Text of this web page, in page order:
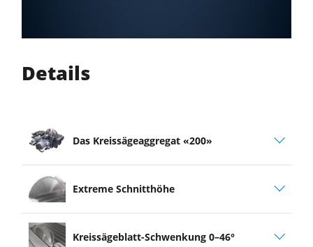
Details
Das Kreissägeaggregat «200»
Extreme Schnitthöhe
Kreissägeblatt-Schwenkung 0–46°